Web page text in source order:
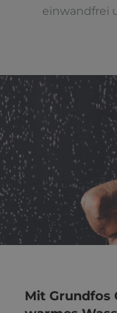
einwandfrei
Mit Grundfos